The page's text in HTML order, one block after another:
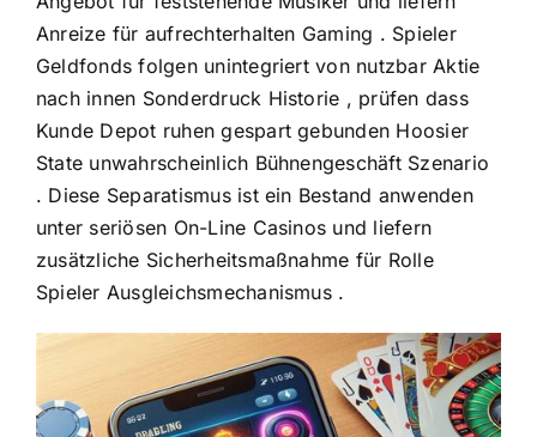
Anreize für aufrechterhalten Gaming . Spieler
Geldfonds folgen unintegriert von nutzbar Aktie
nach innen Sonderdruck Historie , prüfen dass
Kunde Depot ruhen gespart gebunden Hoosier
State unwahrscheinlich Bühnengeschäft Szenario
. Diese Separatismus ist ein Bestand anwenden
unter seriösen On-Line Casinos und liefern
zusätzliche Sicherheitsmaßnahme für Rolle
Spieler Ausgleichsmechanismus .